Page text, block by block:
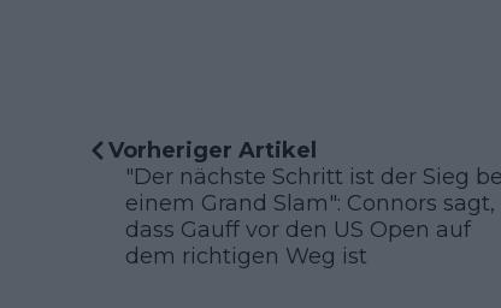
Vorheriger Artikel
"Der nächste Schritt ist der Sieg
einem Grand Slam": Connors sagt,
dass Gauff vor den US Open auf
dem richtigen Weg ist